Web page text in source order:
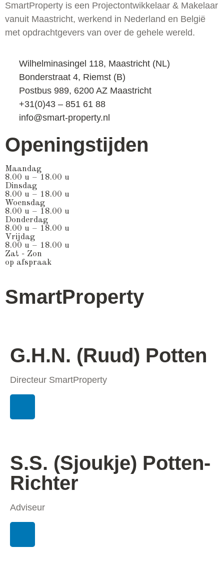
SmartProperty is een Projectontwikkelaar & Makelaar
vanuit Maastricht, werkend in Nederland en België
met opdrachtgevers van over de gehele wereld.
Wilhelminasingel 118, Maastricht (NL)
Bonderstraat 4, Riemst (B)
Postbus 989, 6200 AZ Maastricht
+31(0)43 – 851 61 88
info@smart-property.nl
Openingstijden
Maandag
8.00 u – 18.00 u
Dinsdag
8.00 u – 18.00 u
Woensdag
8.00 u – 18.00 u
Donderdag
8.00 u – 18.00 u
Vrijdag
8.00 u – 18.00 u
Zat - Zon
op afspraak
SmartProperty
G.H.N. (Ruud) Potten
Directeur SmartProperty
S.S. (Sjoukje) Potten-
Richter
Adviseur